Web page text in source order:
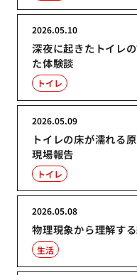
深夜に起きたトイレ
た体験談
2026.05.10
トイレ
トイレの床が濡れる
現場報告
2026.05.09
トイレ
物理現象から理解す
2026.05.08
生活